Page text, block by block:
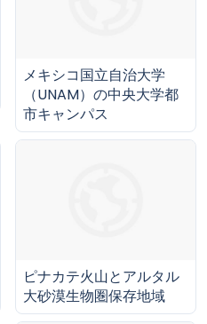
メキシコ国立自治大学
（UNAM）の中央大学都
市キャンパス
ピナカテ火山とアルタル
大砂漠生物圏保存地域